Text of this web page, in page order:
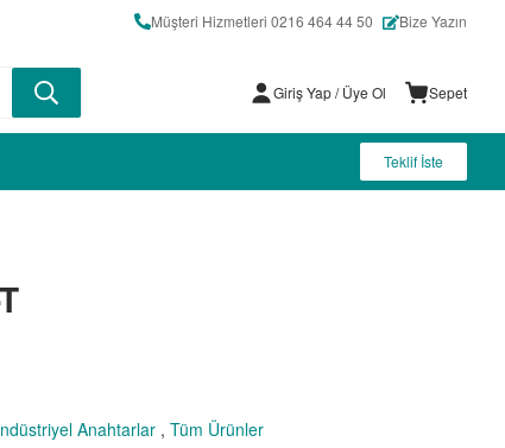
Müşteri Hizmetleri 0216 464 44 50 Bize Yazın
Giriş Yap/ Üye Ol Sepet
Teklif İste
Anahtarlar ,Tüm Ürünler